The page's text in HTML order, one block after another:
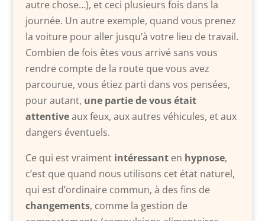
autre chose…), et ceci plusieurs fois dans la
journée. Un autre exemple, quand vous prenez
la voiture pour aller jusqu’à votre lieu de travail.
Combien de fois êtes vous arrivé sans vous
rendre compte de la route que vous avez
parcourue, vous étiez parti dans vos pensées,
pour autant, une partie de vous était
attentiveaux feux, aux autres véhicules, et aux
dangers éventuels.
Ce qui est vraiment intéressanten hypnose,
c’est que quand nous utilisons cet état naturel,
qui est d’ordinaire commun, à des fins de
changements, comme la gestion de